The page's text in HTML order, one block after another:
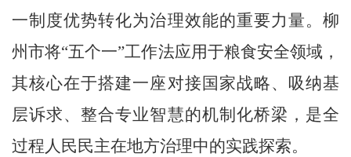
一制度优势转化为治理效能的重要力量。柳
州市将“五个一”工作法应用于粮食安全领域，
其核心在于搭建一座对接国家战略、吸纳基
层诉求、整合专业智慧的机制化桥梁，是全
过程人民民主在地方治理中的实践探索。